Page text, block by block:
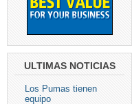
ULTIMAS NOTICIAS
Los Pumas tienen
equipo